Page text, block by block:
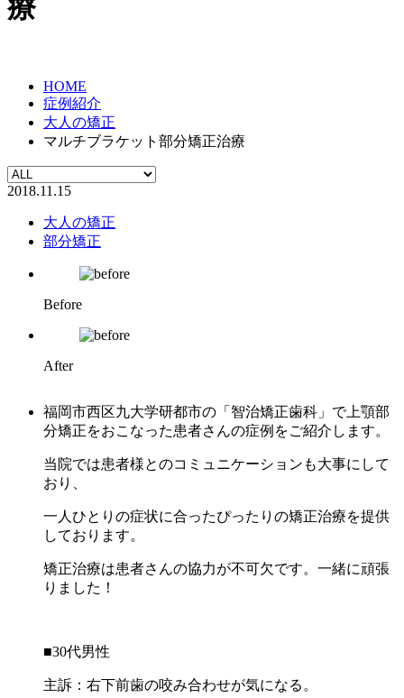
療
HOME
症例紹介
大人の矯正
マルチブラケット部分矯正治療
2018.11.15
大人の矯正
部分矯正
Before
After
福岡市西区九大学研都市の「智治矯正歯科」で上顎部
分矯正をおこなった患者さんの症例をご紹介します。
当院では患者様とのコミュニケーションも大事にして
おり、
一人ひとりの症状に合ったぴったりの矯正治療を提供
しております。
矯正治療は患者さんの協力が不可欠です。一緒に頑張
りました！
■30代男性
主訴：右下前歯の咬み合わせが気になる。